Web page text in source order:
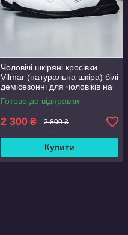
Чоловічі шкіряні кросівки
Vilmar (натуральна шкіра) білі
демісезонні для чоловіків на
весну осінь, розмір 39 40 41
42 43 44 45 46
Готово до відправки
2 300 ₴ 2 800 ₴
Купити